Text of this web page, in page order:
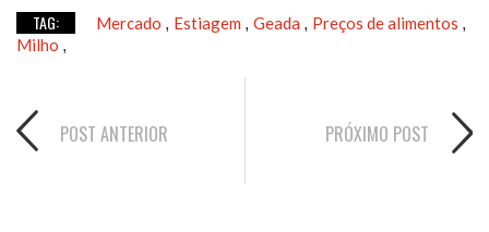
TAG: Mercado , Estiagem , Geada , Preços de alimentos ,
Milho ,
POST ANTERIOR PRÓXIMO POST